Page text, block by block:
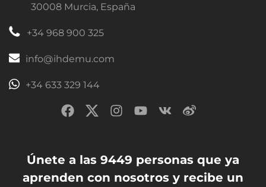
30008 Murcia, España
+34 968 900 325
info@ihdemu.com
+34 633 329 144
Únete a las 9449 personas que ya
aprenden con nosotros y recibe un